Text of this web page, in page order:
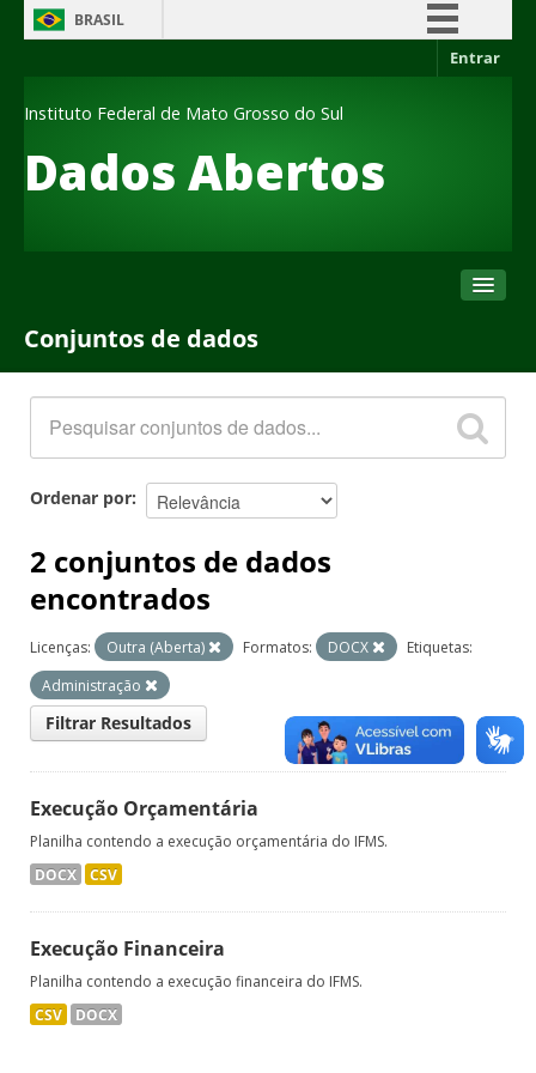
BRASIL
Acesso à informação
Canais
Entrar
Dados Abertos
Instituto Federal de Mato Grosso do Sul
Conjuntos de dados
Organizações
Sobre
Conjuntos de dados
Ordenar por
2 conjuntos de dados
encontrados
Licenças: Outra (Aberta) Formatos: DOCX
Etiquetas:
Administração
Filtrar Resultados
Execução Orçamentária
Planilha contendo a execução orçamentária do IFMS.
DOCX CSV
Execução Financeira
Planilha contendo a execução financeira do IFMS.
CSV DOCX